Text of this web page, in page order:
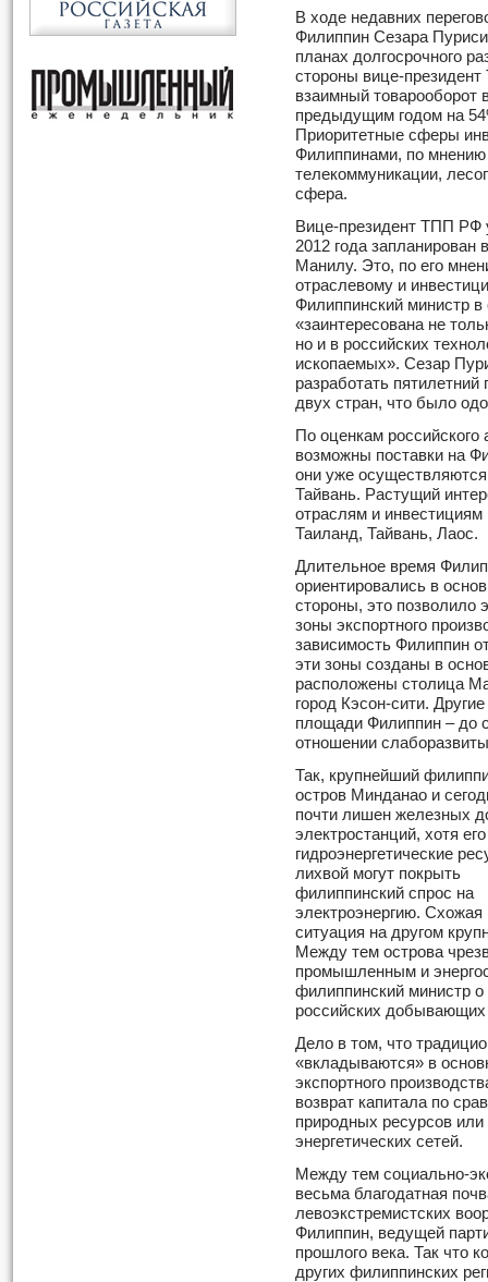
В ходе недавних
Филиппин Сезара
планах долгосрочного
стороны вице-
взаимный товарооборот
предыдущим годом на
Приоритетные сферы
Филиппинами, по мнению
телекоммуникации,
сфера.
Вице-президент ТПП РФ
2012 года запланирован
Манилу. Это, по его
отраслевому и
Филиппинский министр в
«заинтересована не
но и в российских
ископаемых». Сезар
разработать пятилетний
двух стран, что было
По оценкам российского
возможны поставки на
они уже
Тайвань. Растущий
отраслям и инвестициям
Таиланд, Тайвань, Лаос.
Длительное время
ориентировались в
стороны, это позволило
зоны экспортного
зависимость Филиппин
эти зоны созданы в
расположены столица
город Кэсон-сити.
площади Филиппин – до
отношении
Так, крупнейший
остров Минданао и
почти лишен железных
электростанций, хотя его
гидроэнергетические
лихвой могут покрыть
филиппинский спрос на
электроэнергию. Схожая
ситуация на другом
Между тем острова
промышленным и
филиппинский министр
российских добывающих
Дело в том, что
«вкладываются» в
экспортного
возврат капитала по
природных ресурсов
энергетических сетей.
Между тем социально-
весьма благодатная
левоэкстремистских
Филиппин, ведущей
прошлого века. Так что
других филиппинских